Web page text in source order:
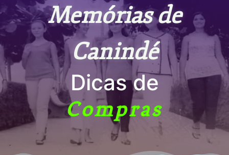
Memórias de
Canindé
Dicas de
Compras